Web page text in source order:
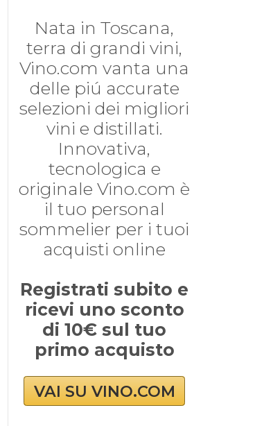
Nata in Toscana,
terra di grandi vini,
Vino.com vanta una
delle piú accurate
selezioni dei migliori
vini e distillati.
Innovativa,
tecnologica e
originale Vino.com è
il tuo personal
sommelier per i tuoi
acquisti online
Registrati subito e
ricevi uno sconto
di 10€ sul tuo
primo acquisto
VAI SU VINO.COM